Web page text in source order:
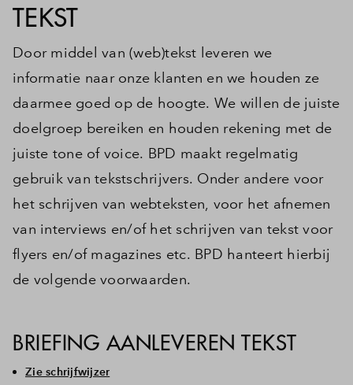
TEKST
Door middel van (web)tekst leveren we
informatie naar onze klanten en we houden ze
daarmee goed op de hoogte. We willen de juiste
doelgroep bereiken en houden rekening met de
juiste tone of voice. BPD maakt regelmatig
gebruik van tekstschrijvers. Onder andere voor
het schrijven van webteksten, voor het afnemen
van interviews en/of het schrijven van tekst voor
flyers en/of magazines etc. BPD hanteert hierbij
de volgende voorwaarden.
BRIEFING AANLEVEREN TEKST
Zie schrijfwijzer